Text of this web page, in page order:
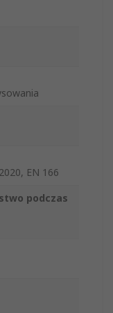
EN 166
podczas